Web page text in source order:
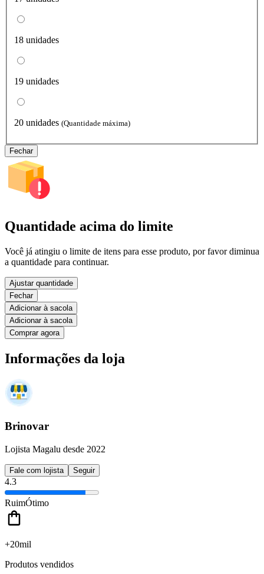
18 unidades
19 unidades
20 unidades (Quantidade máxima)
Fechar
Quantidade acima do limite
Você já atingiu o limite de itens para esse produto, por favor diminua
a quantidade para continuar.
Ajustar quantidade
Fechar
Adicionar à sacola
Adicionar à sacola
Comprar agora
Informações da loja
Brinovar
Lojista Magalu desde 2022
Fale com lojista Seguir
4.3
RuimÓtimo
+20mil
Produtos vendidos